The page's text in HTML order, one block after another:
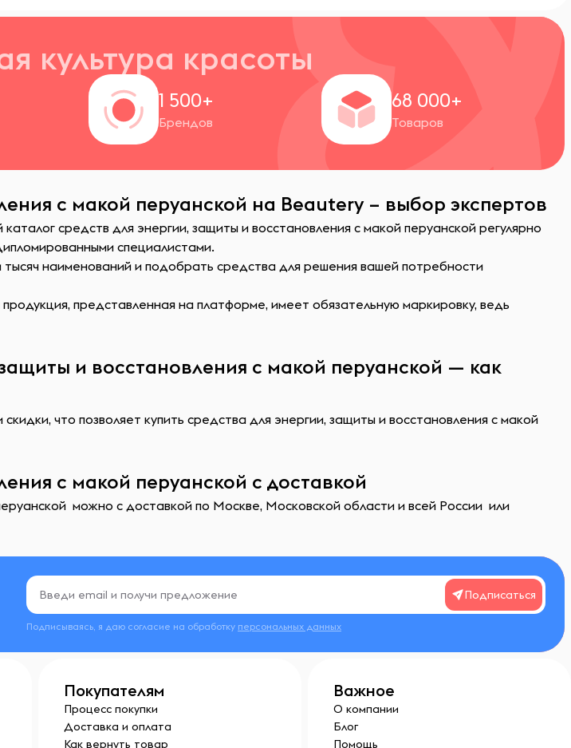
культура красоты
1 500+
Брендов
68 000+
Товаров
с макой перуанской на Beautery – выбор экспертов
средств для энергии, защиты и восстановления с макой перуанской регулярно
специалистами.
наименований и подобрать средства для решения вашей потребности
представленная на платформе, имеет обязательную маркировку, ведь
и восстановления с макой перуанской — как
что позволяет купить средства для энергии, защиты и восстановления с макой
с макой перуанской с доставкой
можно с доставкой по Москве, Московской области и всей России или
Подписаться
Подписываясь, я даю согласие на обработку персональных данных
Покупателям
Процесс покупки
Доставка и оплата
Как вернуть товар
Важное
О компании
Блог
Помощь